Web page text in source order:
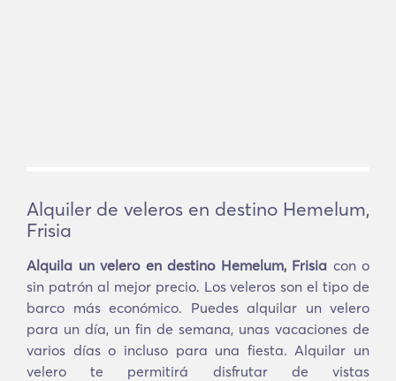
Alquiler de veleros en destino Hemelum,
Frisia
Alquila un velero en destino Hemelum, Frisia con o
sin patrón al mejor precio. Los veleros son el tipo de
barco más económico. Puedes alquilar un velero
para un día, un fin de semana, unas vacaciones de
varios días o incluso para una fiesta. Alquilar un
velero te permitirá disfrutar de vistas